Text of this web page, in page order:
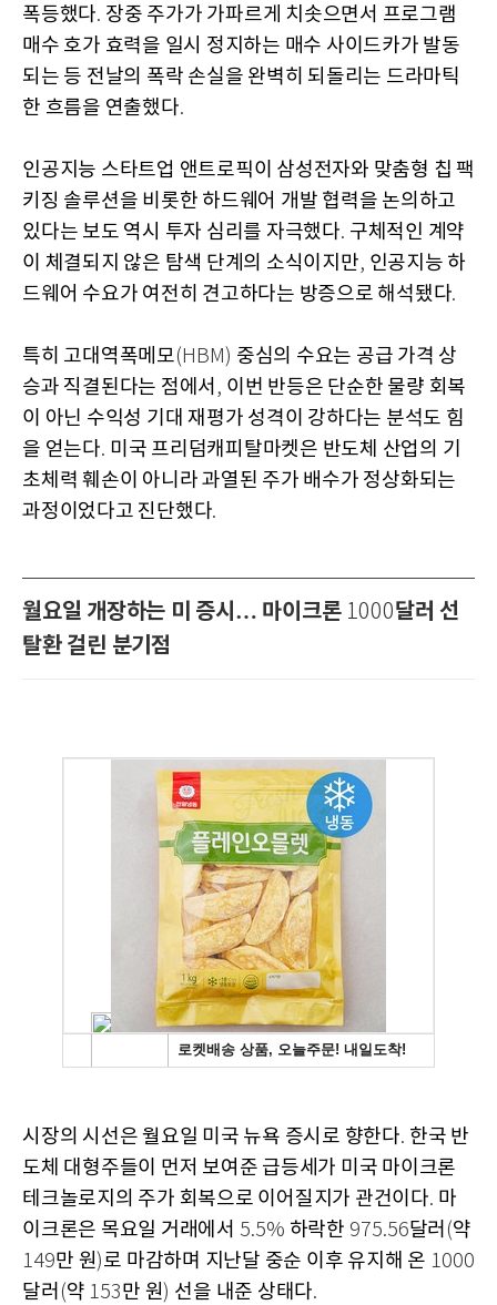
폭등했다. 장중 주가가 가파르게 치솟으면서 프로그램
매수 호가 효력을 일시 정지하는 매수 사이드카가 발동
되는 등 전날의 폭락 손실을 완벽히 되돌리는 드라마틱
한 흐름을 연출했다.
인공지능 스타트업 앤트로픽이 삼성전자와 맞춤형 칩 팩
키징 솔루션을 비롯한 하드웨어 개발 협력을 논의하고
있다는 보도 역시 투자 심리를 자극했다. 구체적인 계약
이 체결되지 않은 탐색 단계의 소식이지만, 인공지능 하
드웨어 수요가 여전히 견고하다는 방증으로 해석됐다.
특히 고대역폭메모(HBM) 중심의 수요는 공급 가격 상
승과 직결된다는 점에서 , 이번 반등은 단순한 물량 회복
이 아닌 수익성 기대 재평가 성격이 강하다는 분석도 힘
을 얻는다. 미국 프리덤캐피탈마켓은 반도체 산업의 기
초체력 훼손이 아니라 과열된 주가 배수가 정상화되는
과정이었다고 진단했다.
월요일 개장하는 미 증시… 마이크론 1000달러 선
탈환 걸린 분기점
시장의 시선은 월요일 미국 뉴욕 증시로 향한다. 한국 반
도체 대형주들이 먼저 보여준 급등세가 미국 마이크론
테크놀로지의 주가 회복으로 이어질지가 관건이다. 마
이크론은 목요일 거래에서 5.5% 하락한 975.56달러 (약
149만 원)로 마감하며 지난달 중순 이후 유지해 온 1000
달러 (약 153만 원) 선을 내준 상태다.